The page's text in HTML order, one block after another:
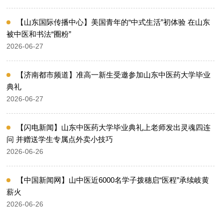
【山东国际传播中心】美国青年的“中式生活”初体验 在山东
被中医和书法“圈粉”
2026-06-27
【济南都市频道】准高一新生受邀参加山东中医药大学毕业
典礼
2026-06-27
【闪电新闻】山东中医药大学毕业典礼上老师发出灵魂四连
问 并赠送学生专属点外卖小技巧
2026-06-26
【中国新闻网】山中医近6000名学子拨穗启“医程”承续岐黄
薪火
2026-06-26